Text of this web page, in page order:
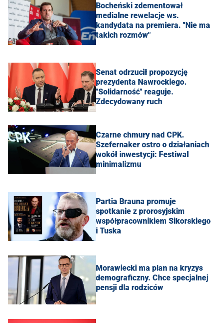
Bocheński zdementował
medialne rewelacje ws.
kandydata na premiera. "Nie ma
takich rozmów"
Senat odrzucił propozycję
prezydenta Nawrockiego.
"Solidarność" reaguje.
Zdecydowany ruch
Czarne chmury nad CPK.
Szefernaker ostro o działaniach
wokół inwestycji: Festiwal
minimalizmu
Partia Brauna promuje
spotkanie z prorosyjskim
współpracownikiem Sikorskiego
i Tuska
Morawiecki ma plan na kryzys
demograficzny. Chce specjalnej
pensji dla rodziców